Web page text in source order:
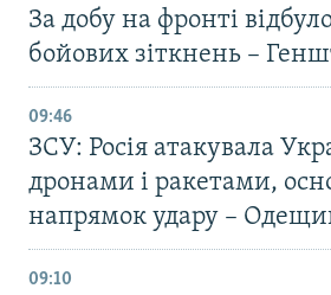
За добу на фронті
бойових зіткнень –
09:46
ЗСУ: Росія атакувала
дронами і ракетами,
напрямок удару –
09:10